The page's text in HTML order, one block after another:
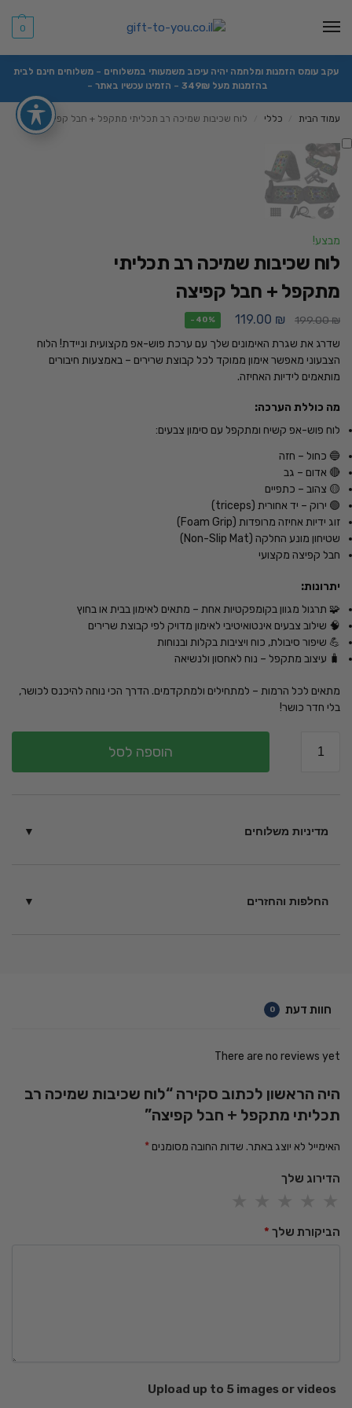
0
עקב עומס הזמנות ומלחמה יהיה עיכוב משמעותי במשלוחים – משלוחים חינם לבית
בהזמנות מעל 349₪ – הזמינו עכשיו באתר –
עמוד הבית כללי לוח שכיבות שמיכה רב תכליתי מתקפל + חבל קפיצה
מבצע!
לוח שכיבות שמיכה רב תכליתי
מתקפל + חבל קפיצה
199.00₪
119.00 ₪
-40%
שדרג את שגרת האימונים שלך עם ערכת פוש-אפ מקצועית וניידת! הלוח
הצבעוני מאפשר אימון ממוקד לכל קבוצת שרירים – באמצעות חיבורים
מותאמים לידיות האחיזה.
מה כוללת הערכה:
לוח פוש-אפ קשיח ומתקפל עם סימון צבעים:
🔵 כחול – חזה
🔴 אדום – גב
🟡 צהוב – כתפיים
🟢 ירוק – יד אחורית (triceps)
זוג ידיות אחיזה מרופדות (Foam Grip)
שטיחון מונע החלקה (Non-Slip Mat)
חבל קפיצה מקצועי
יתרונות:
🧩 תרגול מגוון בקומפקטיות אחת – מתאים לאימון בבית או בחוץ
🧠 שילוב צבעים אינטואיטיבי לאימון מדויק לפי קבוצת שרירים
💪 שיפור סיבולת, כוח ויציבות בקלות ובנוחות
🧳 עיצוב מתקפל – נוח לאחסון ולנשיאה
מתאים לכל הרמות – למתחילים ולמתקדמים. הדרך הכי נוחה להיכנס לכושר,
בלי חדר כושר!
הוספה לסל
מדיניות משלוחים
החלפות והחזרים
חוות דעת 0
There are no reviews yet
היה הראשון לכתוב סקירה “לוח שכיבות שמיכה רב
תכליתי מתקפל + חבל קפיצה”
האימייל לא יוצג באתר. שדות החובה מסומנים *
הדירוג שלך
הביקורת שלך *
Upload up to 5 images or videos